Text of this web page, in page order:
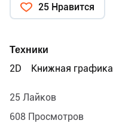
25 Нравится
Техники
2D
Книжная графика
25 Лайков
608 Просмотров